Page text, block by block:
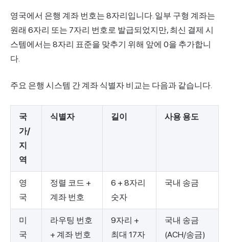
영국에서 은행 계좌 번호는 8자리입니다. 일부 구형 계좌는
원래 6자리 또는 7자리 번호로 발급되었지만, 최신 결제 시
스템에서는 8자리 표준을 맞추기 위해 앞에 0을 추가합니
다.
주요 은행 시스템 간 계좌 식별자 비교는 다음과 같습니다.
국
가/
지
역
식별자 길이 사용 용도
영
국
정렬 코드 +
계좌 번호
6 + 8자리
숫자
국내 송금
미
국
라우팅 번호
+ 계좌 번호
9자리 +
최대 17자
국내 송금
(ACH/송금)